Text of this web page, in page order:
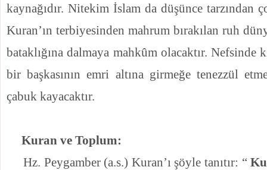
kaynağıdır. Nitekim İslam da düşünce tarzından
Kuran’ın terbiyesinden mahrum bırakılan ruh
bataklığına dalmaya mahkûm olacaktır. Nefsinde
bir başkasının emri altına girmeğe tenezzül
çabuk kayacaktır.
Kuran ve Toplum:
Hz. Peygamber (a.s.) Kuran’ı şöyle tanıtır: “